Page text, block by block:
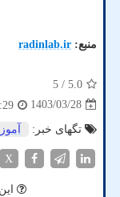
منبع: radinlab.ir
5.0
/ 5
1403/03/28
تگهای خبر:
X